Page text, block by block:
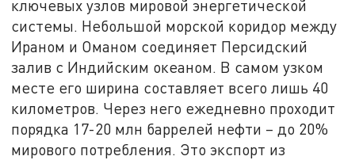
ключевых узлов мировой энергетической
системы. Небольшой морской коридор между
Ираном и Оманом соединяет Персидский
залив с Индийским океаном. В самом узком
месте его ширина составляет всего лишь 40
километров. Через него ежедневно проходит
порядка 17-20 млн баррелей нефти – до 20%
мирового потребления. Это экспорт из